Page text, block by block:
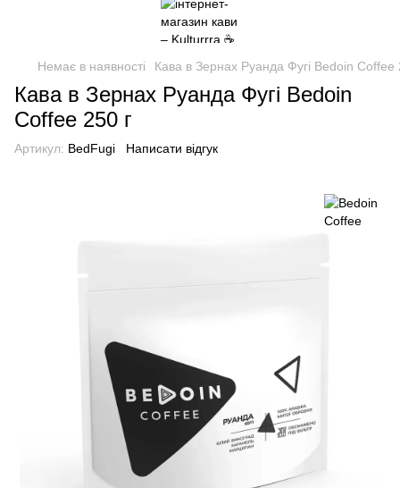
Немає в наявності Кава в Зернах Руанда Фугі Bedoin Coffee
Кава в Зернах Руанда Фугі Bedoin
Coffee 250 г
Артикул: BedFugi Написати відгук